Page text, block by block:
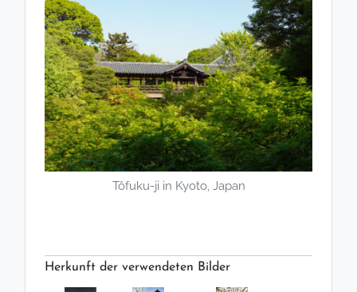
Tôfuku-ji in Kyoto, Japan
Herkunft der verwendeten Bilder